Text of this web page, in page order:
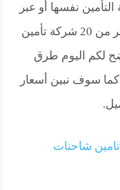
نفسها أو عبر
منصة تأميني التي توفر مقارنة بين أكثر من 20 شركة تأمين
لكم اليوم طرق
سوف نبين أسعار
شاحنات